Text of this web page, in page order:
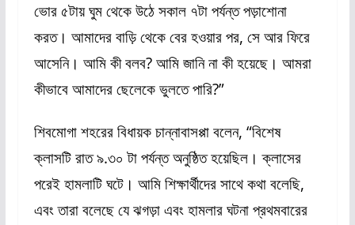
ভোর ৫টায় ঘুম থেকে উঠে সকাল ৭টা পর্যন্ত পড়াশোনা
করত। আমাদের বাড়ি থেকে বের হওয়ার পর, সে আর ফিরে
আসেনি। আমি কী বলব? আমি জানি না কী হয়েছে। আমরা
কীভাবে আমাদের ছেলেকে ভুলতে পারি?”
শিবমোগা শহরের বিধায়ক চান্নাবাসপ্পা বলেন, “বিশেষ
ক্লাসটি রাত ৯.৩০ টা পর্যন্ত অনুষ্ঠিত হয়েছিল। ক্লাসের
পরেই হামলাটি ঘটে। আমি শিক্ষার্থীদের সাথে কথা বলেছি,
এবং তারা বলেছে যে ঝগড়া এবং হামলার ঘটনা প্রথমবারের